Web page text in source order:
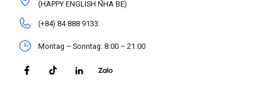
(HAPPY ENGLISH NHA BE)
(+84) 84 888 9133
Montag – Sonntag: 8:00 – 21:00